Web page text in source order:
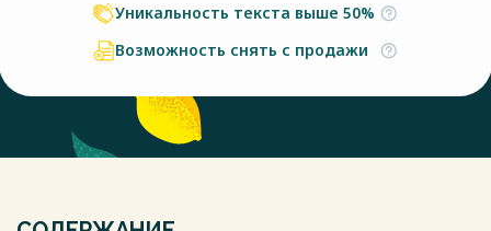
Уникальность текста выше 50%
Возможность снять с продажи